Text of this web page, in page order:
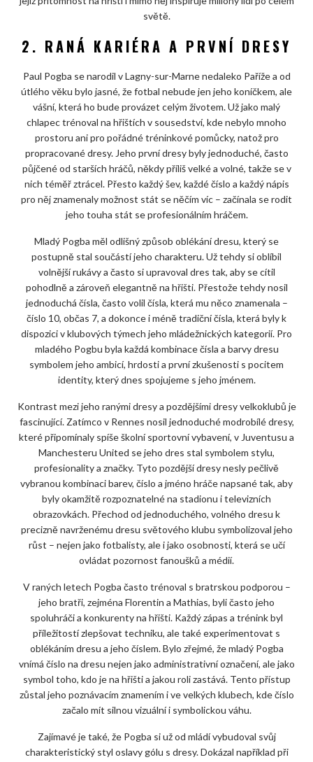
světě.
2. RANÁ KARIÉRA A PRVNÍ DRESY
Paul Pogba se narodil v Lagny-sur-Marne nedaleko Paříže a od
útlého věku bylo jasné, že fotbal nebude jen jeho koníčkem, ale
vášní, která ho bude provázet celým životem. Už jako malý
chlapec trénoval na hřištích v sousedství, kde nebylo mnoho
prostoru ani pro pořádné tréninkové pomůcky, natož pro
propracované dresy. Jeho první dresy byly jednoduché, často
půjčené od starších hráčů, někdy příliš velké a volné, takže se v
nich téměř ztrácel. Přesto každý šev, každé číslo a každý nápis
pro něj znamenaly možnost stát se něčím víc – začínala se rodit
jeho touha stát se profesionálním hráčem.
Mladý Pogba měl odlišný způsob oblékání dresu, který se
postupně stal součástí jeho charakteru. Už tehdy si oblíbil
volnější rukávy a často si upravoval dres tak, aby se cítil
pohodlně a zároveň elegantně na hřišti. Přestože tehdy nosil
jednoduchá čísla, často volil čísla, která mu něco znamenala –
číslo 10, občas 7, a dokonce i méně tradiční čísla, která byly k
dispozici v klubových týmech jeho mládežnických kategorií. Pro
mladého Pogbu byla každá kombinace čísla a barvy dresu
symbolem jeho ambicí, hrdosti a první zkušenosti s pocitem
identity, který dnes spojujeme s jeho jménem.
Kontrast mezi jeho ranými dresy a pozdějšími dresy velkoklubů je
fascinující. Zatímco v Rennes nosil jednoduché modrobílé dresy,
které připomínaly spíše školní sportovní vybavení, v Juventusu a
Manchesteru United se jeho dres stal symbolem stylu,
profesionality a značky. Tyto pozdější dresy nesly pečlivě
vybranou kombinaci barev, číslo a jméno hráče napsané tak, aby
byly okamžitě rozpoznatelné na stadionu i televizních
obrazovkách. Přechod od jednoduchého, volného dresu k
precizně navrženému dresu světového klubu symbolizoval jeho
růst – nejen jako fotbalisty, ale i jako osobnosti, která se učí
ovládat pozornost fanoušků a médií.
V raných letech Pogba často trénoval s bratrskou podporou –
jeho bratři, zejména Florentin a Mathias, byli často jeho
spoluhráči a konkurenty na hřišti. Každý zápas a trénink byl
příležitostí zlepšovat techniku, ale také experimentovat s
oblékáním dresu a jeho číslem. Bylo zřejmé, že mladý Pogba
vnímá číslo na dresu nejen jako administrativní označení, ale jako
symbol toho, kdo je na hřišti a jakou roli zastává. Tento přístup
zůstal jeho poznávacím znamením i ve velkých klubech, kde číslo
začalo mít silnou vizuální i symbolickou váhu.
Zajímavé je také, že Pogba si už od mládí vybudoval svůj
charakteristický styl oslavy gólu s dresy. Dokázal například při